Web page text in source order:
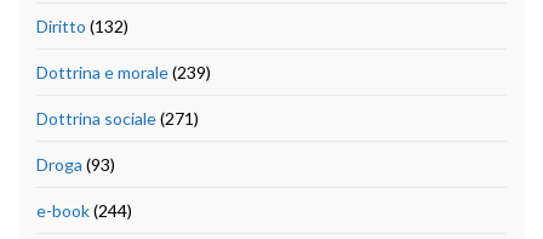
Diritto (132)
Dottrina e morale(239)
Dottrina sociale(271)
Droga (93)
e-book(244)